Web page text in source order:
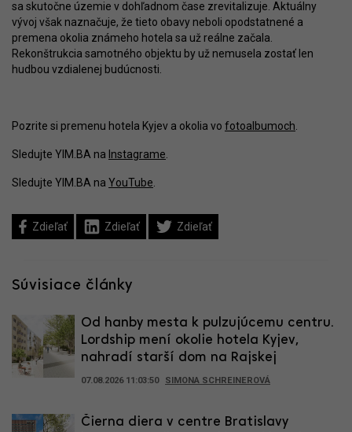
sa skutočne územie v dohľadnom čase zrevitalizuje. Aktuálny
vývoj však naznačuje, že tieto obavy neboli opodstatnené a
premena okolia známeho hotela sa už reálne začala.
Rekonštrukcia samotného objektu by už nemusela zostať len
hudbou vzdialenej budúcnosti.
Pozrite si premenu hotela Kyjev a okolia vo fotoalbumoch
Sledujte YIM.BA na Instagrame
Sledujte YIM.BA na YouTube
Zdieľať Zdieľať Zdieľať
Súvisiace články
Od hanby mesta k pulzujúcemu centru.
Lordship mení okolie hotela Kyjev,
nahradí starší dom na Rajskej
07.08.2026 11:03:50 SIMONA SCHREINEROVÁ
Čierna diera v centre Bratislavy